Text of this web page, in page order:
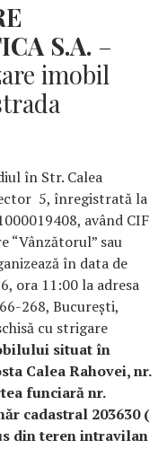
S.A. –
imobil
în Str. Calea
5, înregistrată la
având CIF
“Vânzătorul” sau
în data de
ora 11:00 la adresa
268, București,
cu strigare
situat în
Calea Rahovei, nr.
funciară nr.
cadastral 203630 (
din teren intravilan